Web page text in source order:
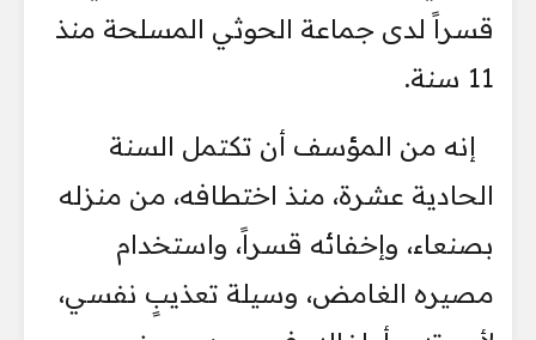
قسراً لدى جماعة الحوثي المسلحة منذ
11 سنة.
إنه من المؤسف أن تكتمل السنة
الحادية عشرة، منذ اختطافه، من منزله
بصنعاء، وإخفائه قسراً، واستخدام
مصيره الغامض، وسيلة تعذيبٍ نفسي،